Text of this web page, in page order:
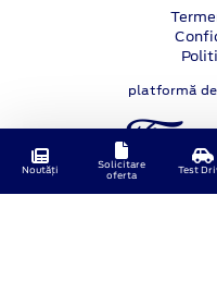
platformă
Noutăți
Solicitare
oferta
Test